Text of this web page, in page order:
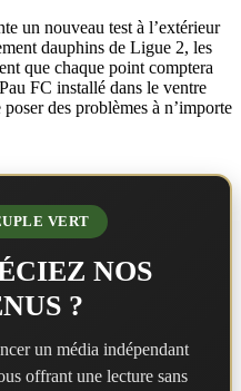
un nouveau test à l’extérieur
dauphins de Ligue 2, les
que chaque point comptera
FC installé dans le ventre
des problèmes à n’importe
VERT
NOS
?
un média indépendant
offrant une lecture sans